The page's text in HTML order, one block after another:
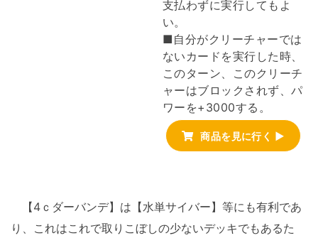
支払わずに実行してもよ
い。
■自分がクリーチャーでは
ないカードを実行した時、
このターン、このクリーチ
ャーはブロックされず、パ
ワーを+3000する。
商品を見に行く ▶
【4ｃダーバンデ】は【水単サイバー】等にも有利であ
り、これはこれで取りこぼしの少ないデッキでもあるた